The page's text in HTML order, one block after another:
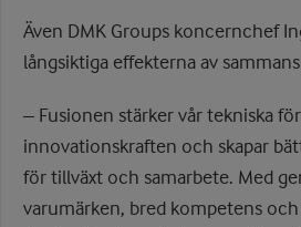
Även DMK Groups koncernchef
långsiktiga effekterna av
– Fusionen stärker vår tekniska
innovationskraften och skapar
för tillväxt och samarbete. Med
varumärken, bred kompetens